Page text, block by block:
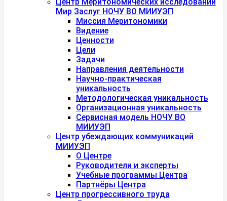
Мир Заслуг НОЧУ ВО МИИУЭП
Миссия Меритономики
Видение
Ценности
Цели
Задачи
Направления деятельности
Научно-практическая
уникальность
Методологическая уникальность
Организационная уникальность
Сервисная модель НОЧУ ВО
МИИУЭП
Центр убеждающих коммуникаций
МИИУЭП
О Центре
Руководители и эксперты
Учебные программы Центра
Партнёры Центра
Центр прогрессивного труда